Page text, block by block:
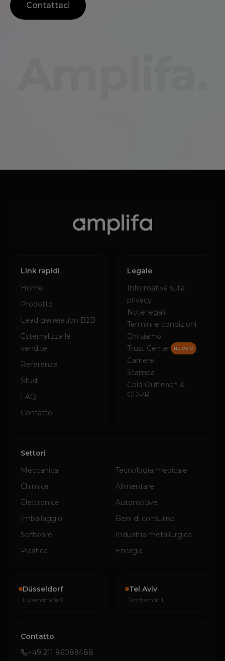
Contattaci
Link rapidi
Home
Prodotto
Lead generation B2B
Esternalizza le
vendite
Referenze
Studi
FAQ
Contatto
Legale
Informativa sulla
privacy
Note legali
Termini e condizioni
Chi siamo
Trust Center
NUOVO
Carriere
Stampa
Cold Outreach &
GDPR
Settori
Meccanica
Tecnologia medicale
Chimica
Alimentare
Elettronica
Automotive
Imballaggio
Beni di consumo
Software
Industria metallurgica
Plastica
Energia
Düsseldorf
Luisenstraße 9
Tel Aviv
Rothschild 1
Contatto
+49 211 86089488